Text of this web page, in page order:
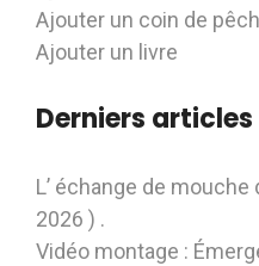
Ajouter un coin de
Ajouter un livre
Derniers articles
L’ échange de mouche
2026 ) .
Vidéo montage :